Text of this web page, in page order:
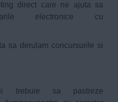
direct care ne ajuta sa
electronice cu
sa derulam concursurile si
trebuie sa pastreze